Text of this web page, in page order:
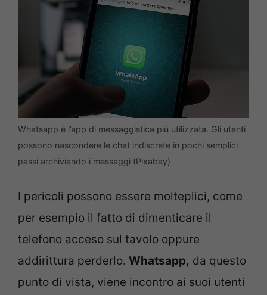
Whatsapp è l’app di messaggistica più utilizzata. Gli utenti
possono nascondere le chat indiscrete in pochi semplici
passi archiviando i messaggi (Pixabay)
I pericoli possono essere molteplici, come
per esempio il fatto di dimenticare il
telefono acceso sul tavolo oppure
addirittura perderlo. Whatsapp, da questo
punto di vista, viene incontro ai suoi utenti